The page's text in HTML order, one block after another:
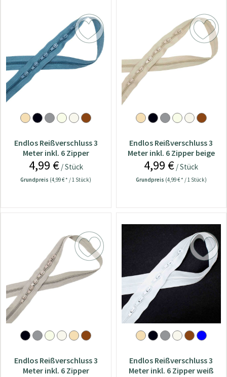
Endlos Reißverschluss 3
Meter inkl. 6 Zipper
jeansblau
4,99 €/ Stück
Grundpreis (4,99 € * / 1 Stück)
Endlos Reißverschluss 3
Meter inkl. 6 Zipper beige
4,99 € / Stück
Grundpreis (4,99 € * / 1 Stück)
Endlos Reißverschluss 3
Meter inkl. 6 Zipper
Endlos Reißverschluss 3
Meter inkl. 6 Zipper weiß